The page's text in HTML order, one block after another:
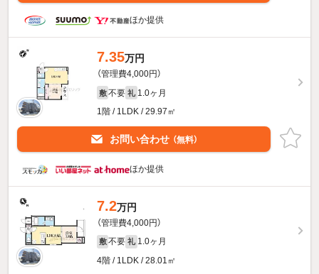
ほか提供
7.35万円
（管理費4,000円）
敷 不要 礼 1.0ヶ月
1階 / 1LDK / 29.97㎡
お問い合わせ （無料）
ほか提供
7.2万円
（管理費4,000円）
敷 不要 礼 1.0ヶ月
4階 / 1LDK / 28.01㎡